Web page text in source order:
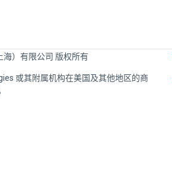
海）有限公司 版权所有
或其附属机构在美国及其他地区的商